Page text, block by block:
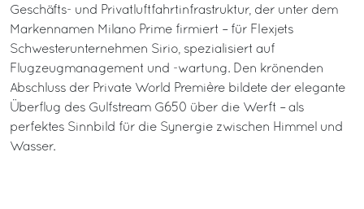
Geschäfts- und Privatluftfahrtinfrastruktur, der unter dem
Markennamen Milano Prime firmiert – für Flexjets
Schwesterunternehmen Sirio, spezialisiert auf
Flugzeugmanagement und -wartung. Den krönenden
Abschluss der Private World Première bildete der elegante
Überflug des Gulfstream G650 über die Werft – als
perfektes Sinnbild für die Synergie zwischen Himmel und
Wasser.